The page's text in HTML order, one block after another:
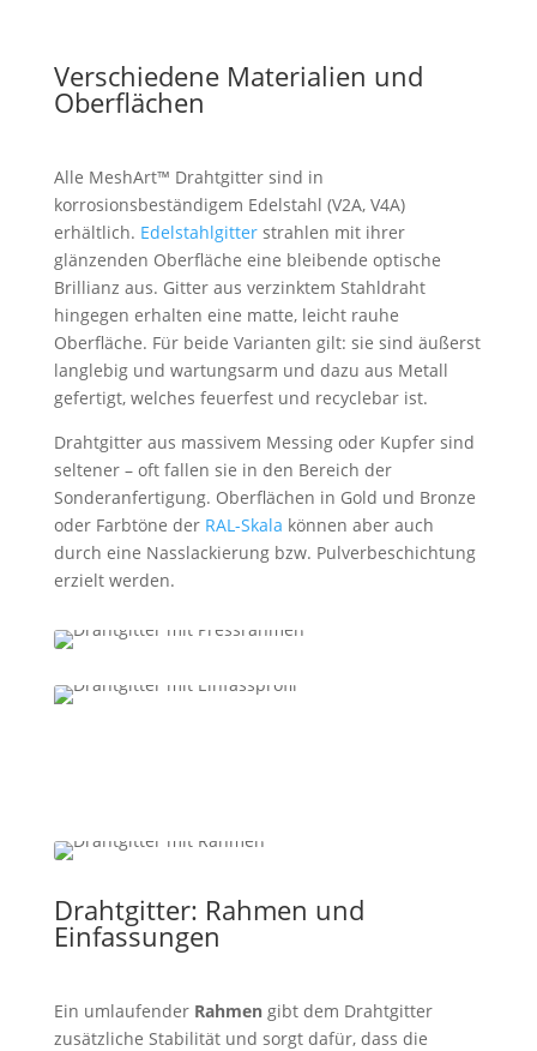
Verschiedene Materialien und
Oberflächen
Alle MeshArt™ Drahtgitter sind in
korrosionsbeständigem Edelstahl (V2A, V4A)
erhältlich. Edelstahlgitterstrahlen mit ihrer
glänzenden Oberfläche eine bleibende optische
Brillianz aus. Gitter aus verzinktem Stahldraht
hingegen erhalten eine matte, leicht rauhe
Oberfläche. Für beide Varianten gilt: sie sind äußerst
langlebig und wartungsarm und dazu aus Metall
gefertigt, welches feuerfest und recyclebar ist.
Drahtgitter aus massivem Messing oder Kupfer sind
seltener – oft fallen sie in den Bereich der
Sonderanfertigung. Oberflächen in Gold und Bronze
oder Farbtöne der RAL-Skala können aber auch
durch eine Nasslackierung bzw. Pulverbeschichtung
erzielt werden.
Drahtgitter: Rahmen und
Einfassungen
Ein umlaufender Rahmengibt dem Drahtgitter
zusätzliche Stabilität und sorgt dafür, dass die